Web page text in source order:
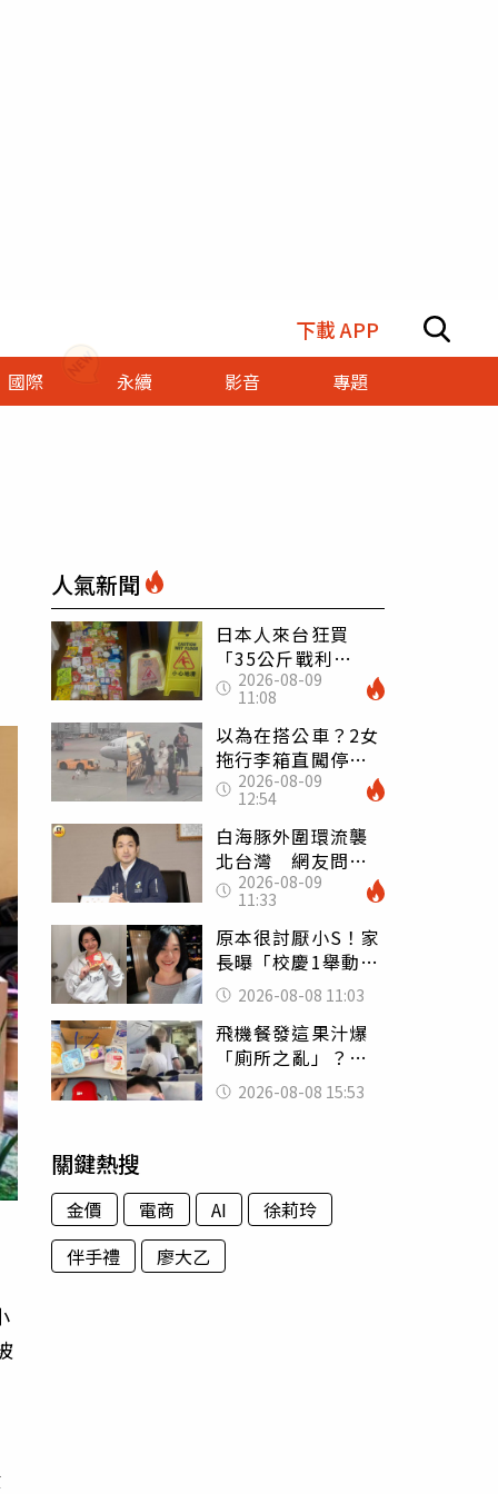
下載 APP
國際 永續 影音 專題
人氣新聞
日本人來台狂買
「35公斤戰利
品」 連拜拜用紅
盤、「小心地滑」
告示牌也帶回家
2026-08-09
11:08
以為在搭公車？2女
拖行李箱直闖停機
坪「揮手攔機」
荒謬影片曝網傻眼
2026-08-09
12:54
白海豚外圍環流襲
北台灣 網友問為
何沒放颱風假 蔣
萬安回應了
2026-08-09
11:33
原本很討厭小S！家
長曝「校慶1舉動」
讓她徹底改觀 網
友洗版認證
2026-08-08 11:03
飛機餐發這果汁爆
「廁所之亂」？乘
客崩潰：差點丟大
臉 醫揭3類人別亂
2026-08-08 15:53
關鍵熱搜
金價 電商 AI
徐莉玲
伴手禮
廖大乙